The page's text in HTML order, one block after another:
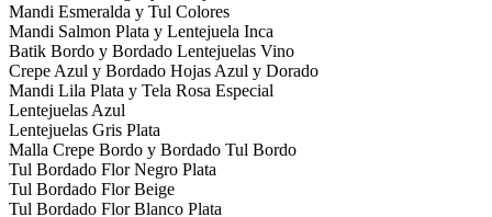
Mandi Esmeralda y Tul Colores
Mandi Salmon Plata y Lentejuela Inca
Batik Bordo y Bordado Lentejuelas Vino
Crepe Azul y Bordado Hojas Azul y Dorado
Mandi Lila Plata y Tela Rosa Especial
Lentejuelas Azul
Lentejuelas Gris Plata
Malla Crepe Bordo y Bordado Tul Bordo
Tul Bordado Flor Negro Plata
Tul Bordado Flor Beige
Tul Bordado Flor Blanco Plata